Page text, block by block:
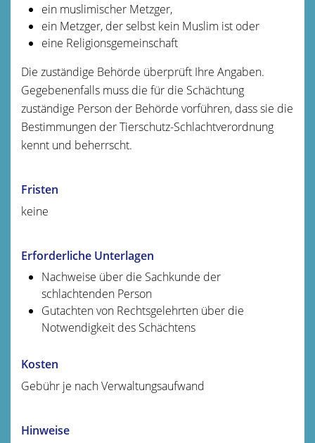
ein muslimischer Metzger,
ein Metzger, der selbst kein Muslim ist oder
eine Religionsgemeinschaft
Die zuständige Behörde überprüft Ihre Angaben.
Gegebenenfalls muss die für die Schächtung
zuständige Person der Behörde vorführen, dass sie die
Bestimmungen der Tierschutz-Schlachtverordnung
kennt und beherrscht.
Fristen
keine
Erforderliche Unterlagen
Nachweise über die Sachkunde der
schlachtenden Person
Gutachten von Rechtsgelehrten über die
Notwendigkeit des Schächtens
Kosten
Gebühr je nach Verwaltungsaufwand
Hinweise